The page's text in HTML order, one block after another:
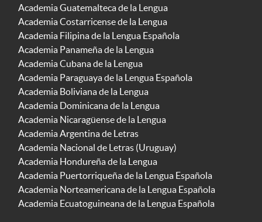
Academia Guatemalteca de la Lengua
Academia Costarricense de la Lengua
Academia Filipina de la Lengua Española
Academia Panameña de la Lengua
Academia Cubana de la Lengua
Academia Paraguaya de la Lengua Española
Academia Boliviana de la Lengua
Academia Dominicana de la Lengua
Academia Nicaragüense de la Lengua
Academia Argentina de Letras
Academia Nacional de Letras (Uruguay)
Academia Hondureña de la Lengua
Academia Puertorriqueña de la Lengua Española
Academia Norteamericana de la Lengua Española
Academia Ecuatoguineana de la Lengua Española